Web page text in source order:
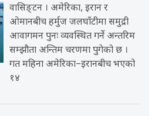
वासिङ्टन । अमेरिका, इरान र
ओमानबीच हर्मुज जलघाँटीमा समुद्री
आवागमन पुनः व्यवस्थित गर्ने अन्तरिम
सम्झौता अन्तिम चरणमा पुगेको छ ।
गत महिना अमेरिका–इरानबीच भएको
१४